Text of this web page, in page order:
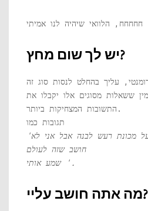
יש לך שום מחץ?
עליך בהחלט לנסות סוג זה
ששאלות מסוגים אלו יקבלו את
התשובות המצחיקות ביותר.
תגובות כמו
'פעם היה לי מוחץ על מכונת רעש לבנה אבל אני לא
חושב שזה לעולם
שמע אותי '.
מה אתה חושב עליי?